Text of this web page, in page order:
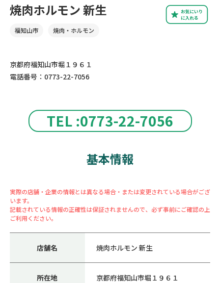
TEL :0773-22-7056
お気にいり
に入れる
焼肉ホルモン 新生
福知山市 焼肉・ホルモン
京都府福知山市堀１９６１
電話番号：0773-22-7056
基本情報
実際の店舗・企業の情報とは異なる場合・または変更されている場合がござ
います。
記載されている情報の正確性は保証されませんので、必ず事前にご確認の上
ご利用ください。
店舗名 焼肉ホルモン 新生
所在地 京都府福知山市堀１９６１